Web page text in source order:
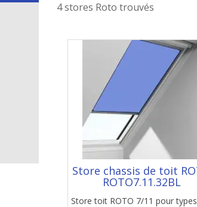
4 stores Roto trouvés
Store chassis de toit
ROTO7.11.32BL
Store toit ROTO 7/11 pour types